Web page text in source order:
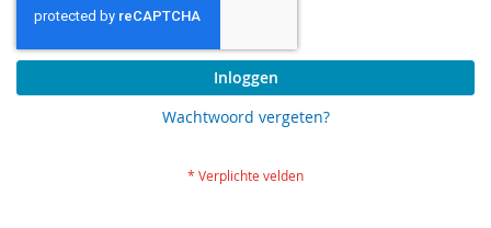
Inloggen
Wachtwoord vergeten?